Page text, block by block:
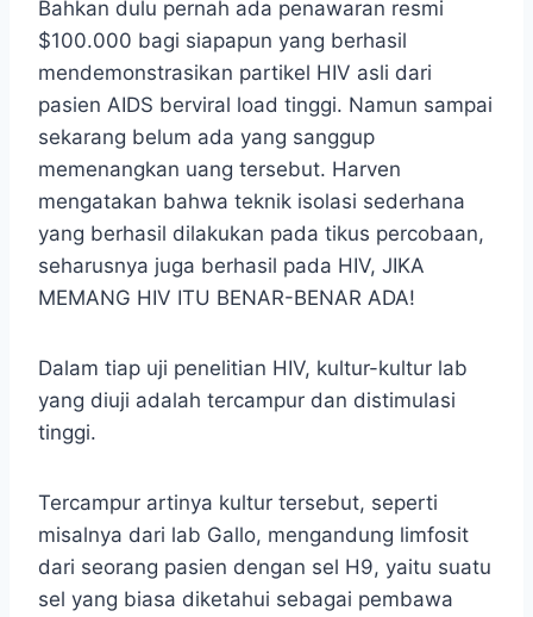
Bahkan dulu pernah ada penawaran resmi
$100.000 bagi siapapun yang berhasil
mendemonstrasikan partikel HIV asli dari
pasien AIDS berviral load tinggi. Namun sampai
sekarang belum ada yang sanggup
memenangkan uang tersebut. Harven
mengatakan bahwa teknik isolasi sederhana
yang berhasil dilakukan pada tikus percobaan,
seharusnya juga berhasil pada HIV, JIKA
MEMANG HIV ITU BENAR-BENAR ADA!
Dalam tiap uji penelitian HIV, kultur-kultur lab
yang diuji adalah tercampur dan distimulasi
tinggi.
Tercampur artinya kultur tersebut, seperti
misalnya dari lab Gallo, mengandung limfosit
dari seorang pasien dengan sel H9, yaitu suatu
sel yang biasa diketahui sebagai pembawa